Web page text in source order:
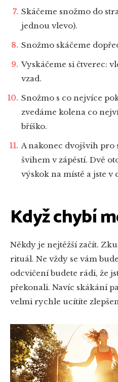
Skáčeme snožmo do
jednou vlevo).
Snožmo skáčeme
Vyskáčeme si čtverec:
vzad.
Snožmo s co nejvíce
zvedáme kolena co
bříško.
A nakonec dvojšvih
švihem v zápěstí. Dvě
výskok na místě a jste v
Když chybí
Někdy je nejtěžší začít.
rituál. Ne vždy se vám
odcvičení budete rádi, že
překonali. Navíc skákání
velmi rychle ucítíte